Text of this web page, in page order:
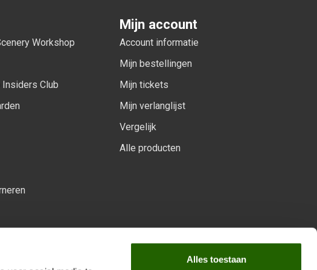
Alles toestaan
Workshop
Club
Mijn account
Account informatie
Mijn bestellingen
Mijn tickets
Mijn verlanglijst
Vergelijk
Alle producten